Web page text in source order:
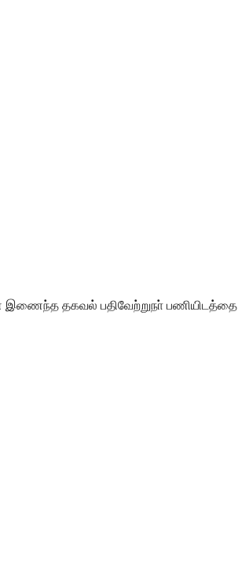
இணைந்த தகவல் பதிவேற்றுநா் பணியிடத்தை